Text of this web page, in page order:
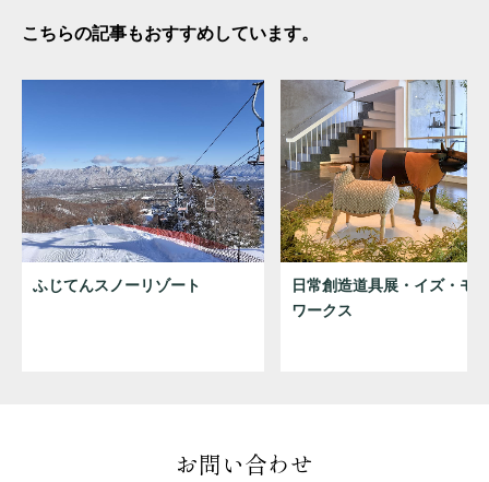
こちらの記事もおすすめしています。
ふじてんスノーリゾート
日常創造道具展・イズ・モ
ワークス
お問い合わせ